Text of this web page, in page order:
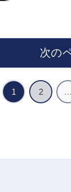
次の
1 2 …